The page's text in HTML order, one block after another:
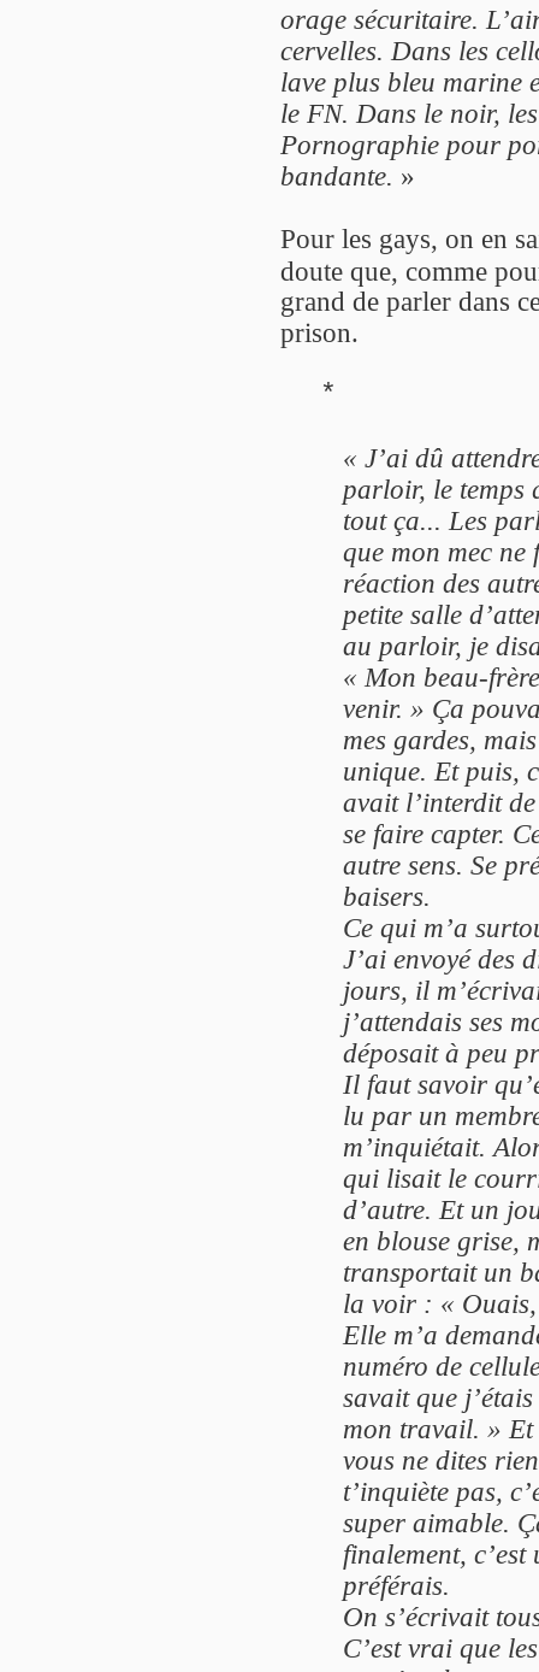
orage sécuritaire.
cervelles. Dans les
lave plus bleu marine
le FN. Dans le noir,
Pornographie pour
bandante. »
Pour les gays, on en
doute que, comme
grand de parler dans
prison.
*
« J’ai dû
parloir, le temps
tout ça... Les
que mon mec
réaction des
petite salle
au parloir, je
« Mon beau-
venir. » Ça
mes gardes,
unique. Et puis,
avait l’interdit
se faire capter.
autre sens. Se
baisers.
Ce qui m’a
J’ai envoyé des
jours, il
j’attendais ses
déposait à peu
Il faut savoir
lu par un
m’inquiétait.
qui lisait le
d’autre. Et un
en blouse grise,
transportait un
la voir : « Ouais,
Elle m’a
numéro de
savait que
mon travail. »
vous ne dites
t’inquiète pas,
super aimable.
finalement,
préférais.
On s’écrivait
C’est vrai que